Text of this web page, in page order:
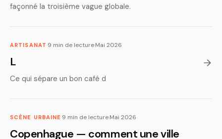
façonné la troisième vague globale.
ARTISANAT ·9 min de lecture·Mai 2026
L
Ce qui sépare un bon café d
SCÈNE URBAINE ·9 min de lecture·Mai 2026
Copenhague — comment une ville